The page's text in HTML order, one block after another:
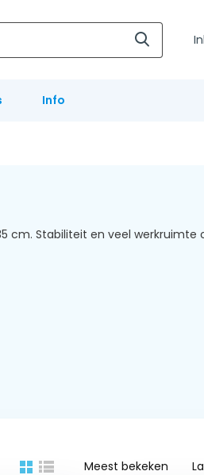
Info
cm. Stabiliteit en veel werkruimte
Meest bekeken